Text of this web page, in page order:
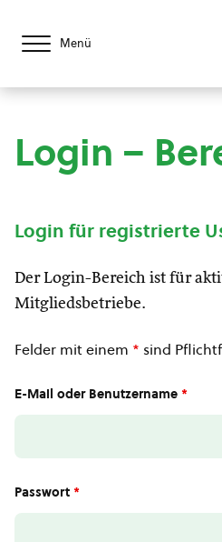
Menü
Login –
Login für registrierte
Der Login-Bereich ist für
Mitgliedsbetriebe.
Felder mit einem * sind
E-Mail oder Benutzername *
Passwort *